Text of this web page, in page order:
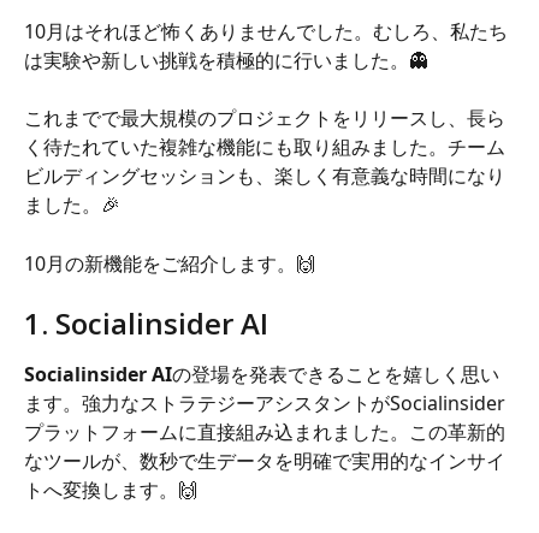
10月はそれほど怖くありませんでした。むしろ、私たち
は実験や新しい挑戦を積極的に行いました。👻
これまでで最大規模のプロジェクトをリリースし、長ら
く待たれていた複雑な機能にも取り組みました。チーム
ビルディングセッションも、楽しく有意義な時間になり
ました。🎉
10月の新機能をご紹介します。🙌
1. Socialinsider AI
Socialinsider AIの登場を発表できることを嬉しく思い
ます。強力なストラテジーアシスタントがSocialinsider
プラットフォームに直接組み込まれました。この革新的
なツールが、数秒で生データを明確で実用的なインサイ
トへ変換します。🙌